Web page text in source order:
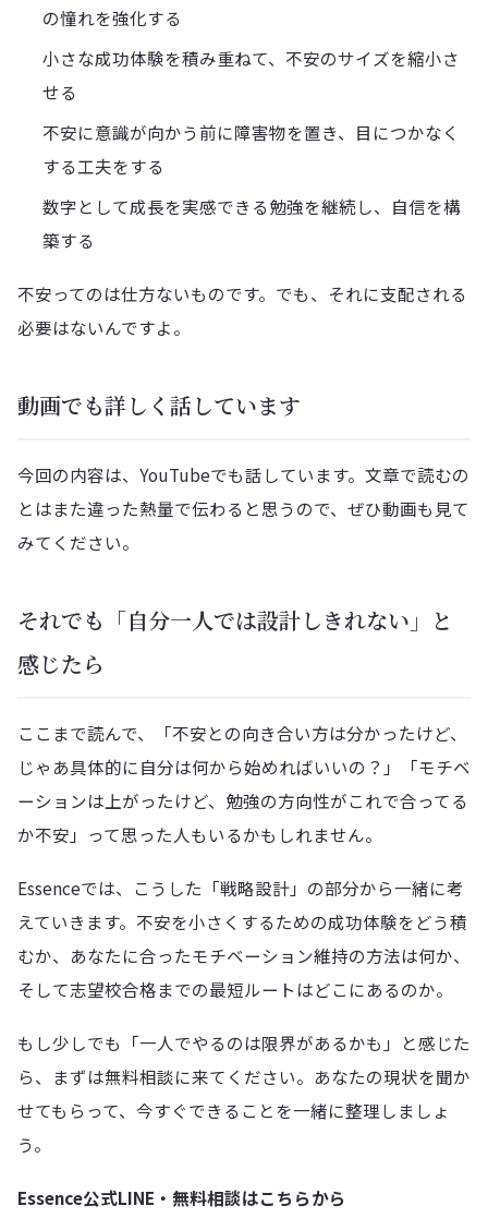
の憧れを強化する
小さな成功体験を積み重ねて、不安のサイズを縮小さ
せる
不安に意識が向かう前に障害物を置き、目につかなく
する工夫をする
数字として成長を実感できる勉強を継続し、自信を構
築する
不安ってのは仕方ないものです。でも、それに支配される
必要はないんですよ。
動画でも詳しく話しています
今回の内容は、YouTubeでも話しています。文章で読むの
とはまた違った熱量で伝わると思うので、ぜひ動画も見て
みてください。
それでも「自分一人では設計しきれない」と
感じたら
ここまで読んで、「不安との向き合い方は分かったけど、
じゃあ具体的に自分は何から始めればいいの？」「モチベ
ーションは上がったけど、勉強の方向性がこれで合ってる
か不安」って思った人もいるかもしれません。
Essenceでは、こうした「戦略設計」の部分から一緒に考
えていきます。不安を小さくするための成功体験をどう積
むか、あなたに合ったモチベーション維持の方法は何か、
そして志望校合格までの最短ルートはどこにあるのか。
もし少しでも「一人でやるのは限界があるかも」と感じた
ら、まずは無料相談に来てください。あなたの現状を聞か
せてもらって、今すぐできることを一緒に整理しましょ
う。
Essence公式LINE・無料相談はこちらから